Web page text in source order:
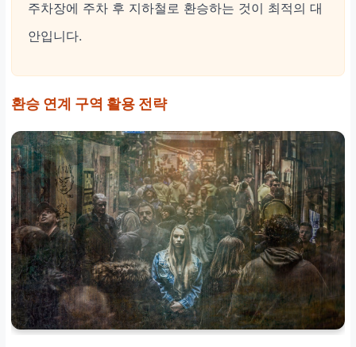
주차장에 주차 후 지하철로 환승하는 것이 최적의 대
안입니다.
환승 연계 구역 활용 전략